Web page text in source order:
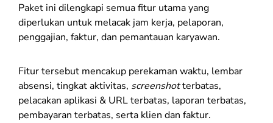
Paket ini dilengkapi semua fitur utama yang
diperlukan untuk melacak jam kerja, pelaporan,
penggajian, faktur, dan pemantauan karyawan.
Fitur tersebut mencakup perekaman waktu, lembar
absensi, tingkat aktivitas, screenshotterbatas,
pelacakan aplikasi & URL terbatas, laporan terbatas,
pembayaran terbatas, serta klien dan faktur.